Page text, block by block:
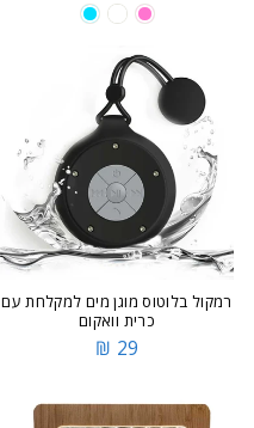
רמקול בלוטוס מוגן מים למקלחת עם
כרית וואקום
29 ₪